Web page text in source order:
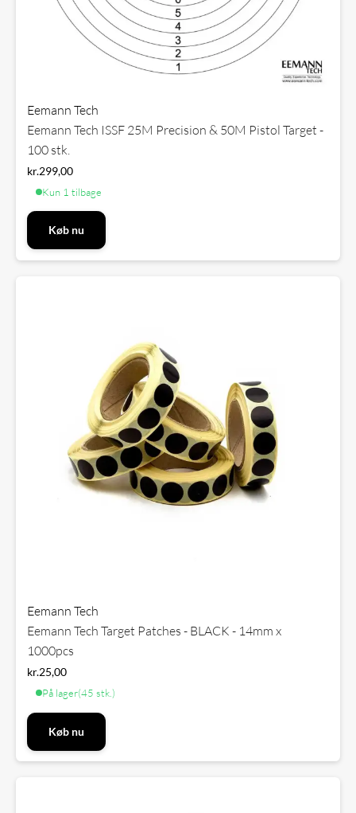
Eemann Tech
Eemann Tech ISSF 25M Precision & 50M Pistol Target -
100 stk.
kr.299,00
Kun 1 tilbage
Køb nu
Eemann Tech
Eemann Tech Target Patches - BLACK - 14mm x
1000pcs
kr.25,00
På lager(45 stk.)
Køb nu